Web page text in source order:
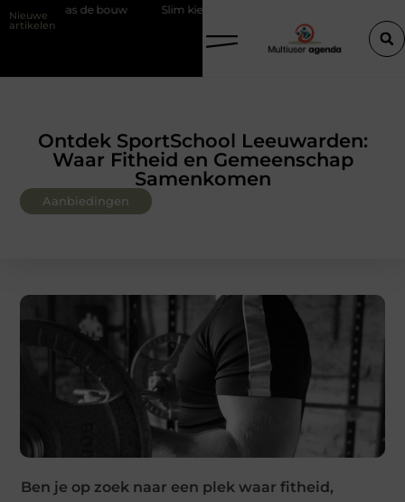
Nieuwe
artikelen
Slim kiezen voor wisselweer met een tussenjas
Ontdek SportSchool Leeuwarden:
Waar Fitheid en Gemeenschap
Samenkomen
Aanbiedingen
Ben je op zoek naar een plek waar fitheid,